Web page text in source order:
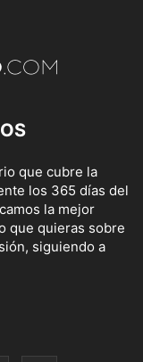
que cubre la
los 365 días del
la mejor
que quieras sobre
siguiendo a